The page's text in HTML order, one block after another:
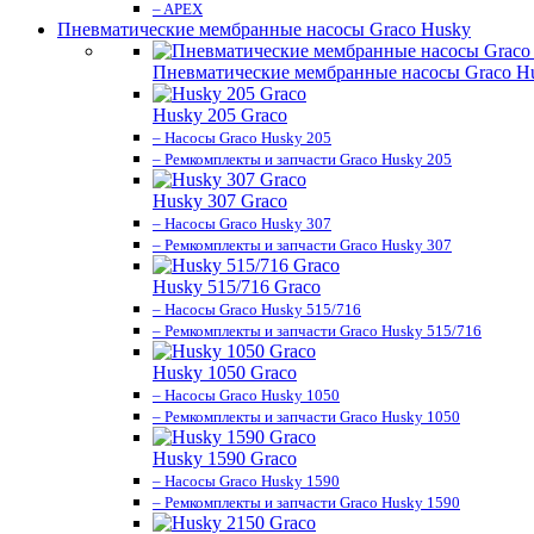
– APEX
Пневматические мембранные насосы Graco Husky
Пневматические мембранные насосы Graco
Husky 205 Graco
– Насосы Graco Husky 205
– Ремкомплекты и запчасти Graco Husky 205
Husky 307 Graco
– Насосы Graco Husky 307
– Ремкомплекты и запчасти Graco Husky 307
Husky 515/716 Graco
– Насосы Graco Husky 515/716
– Ремкомплекты и запчасти Graco Husky 515/716
Husky 1050 Graco
– Насосы Graco Husky 1050
– Ремкомплекты и запчасти Graco Husky 1050
Husky 1590 Graco
– Насосы Graco Husky 1590
– Ремкомплекты и запчасти Graco Husky 1590